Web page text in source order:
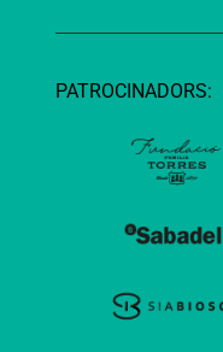
PATROCINADORS: